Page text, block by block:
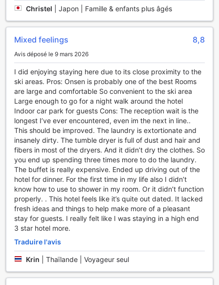
Jeunes enfants de 0 à 0 an(s) [inclus]
Séjour gratuit en utilisant la literie existante. Veuillez noter
qu'un lit pour bébé peut entraîner des frais additionnels et
Enfants de 1 à 0 ans
Séjour gratuit en utilisant la literie existante.
Les lits supplémentaires dépendent de la chambre que
vous choisissez. Pour plus de détails, veuillez vérifier la
capacité de chaque chambre.
Certains suppléments et des conditions particulières
peuvent s'appliquer si vous réservez plus de 5 chambres
Réveillez-vous en toute sérénité au Lotte Arai Resort, où le
petit déjeuner peut être servi sur place. Un café sur place
signifie que vous pouvez déguster une tasse de café
fraîchement préparé tous les matins, ou à tout moment de
et savoureuses vous attendent dans ce resort. Vous
pouvez passer une nuit mémorable dans ce resort avec
vos compagnons de voyage sans aller bien loin en profitant
des salles de karaoké et du bar. À toute heure du jour ou
de la nuit, vous pourrez vous servir une collation aux
distributeurs automatiques de ce resort. Vous êtes un
grand cuisinier ? Préparez vos propres repas sur place
grâce des équipements BBQ de ce resort
Remplissez vos journées avec l'éventail d'activités et
d'équipements mis à disposition par le Lotte Arai Resort.
Skiez tous les jours de votre voyage, vous pourrez
facilement bénéficier de location de matériel de ski, cours
de ski et pentes de ski directement sur place..
Une fin de journée relaxante est possible grâce aux
équipements de jacuzzi, massage, hammam, spa et sauna
à votre disposition. Passez du temps et détendez-vous
en plein air au bar de la piscine de ce resort. Profitez des
équipements de sport de ce resort pour rester en forme
pendant vos vacances.
Christel Japon | Famille & enfants plus âgés
Mixed feelings 8,8
Avis déposé le 9 mars 2026
I did enjoying staying here due to its close proximity to the
ski areas. Pros: Onsen is probably one of the best Rooms
are large and comfortable So convenient to the ski area
Large enough to go for a night walk around the hotel
Indoor car park for guests Cons: The reception wait is the
longest I’ve ever encountered, even im the next in line..
This should be improved. The laundry is extortionate and
insanely dirty. The tumble dryer is full of dust and hair and
fibers in most of the dryers. And it didn’t dry the clothes. So
you end up spending three times more to do the laundry.
The buffet is really expensive. Ended up driving out of the
hotel for dinner. For the first time in my life also I didn’t
know how to use to shower in my room. Or it didn’t function
properly. . This hotel feels like it’s quite out dated. It lacked
fresh ideas and things to help make more of a pleasant
stay for guests. I really felt like I was staying in a high end
3 star hotel more.
Traduire l'avis
Krin Thaïlande | Voyageur seul